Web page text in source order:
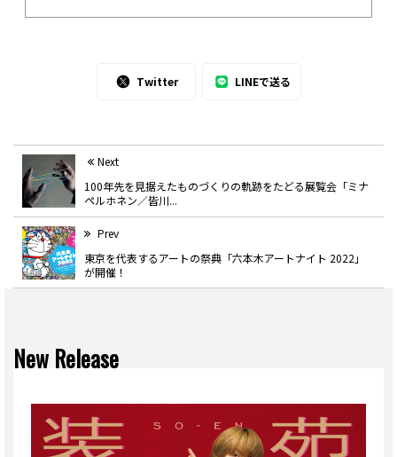
Twitter LINEで送る
Next
100年先を見据えたものづくりの軌跡をたどる展覧会「ミナ
ペルホネン／皆川...
Prev
東京を代表するアートの祭典「六本木アートナイト 2022」
が開催！
New Release